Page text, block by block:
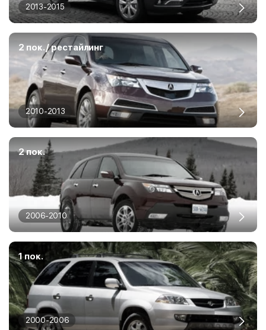
2013-2015
2 пок. / рестайлинг
2010-2013
2 пок.
2006-2010
1 пок.
2000-2006